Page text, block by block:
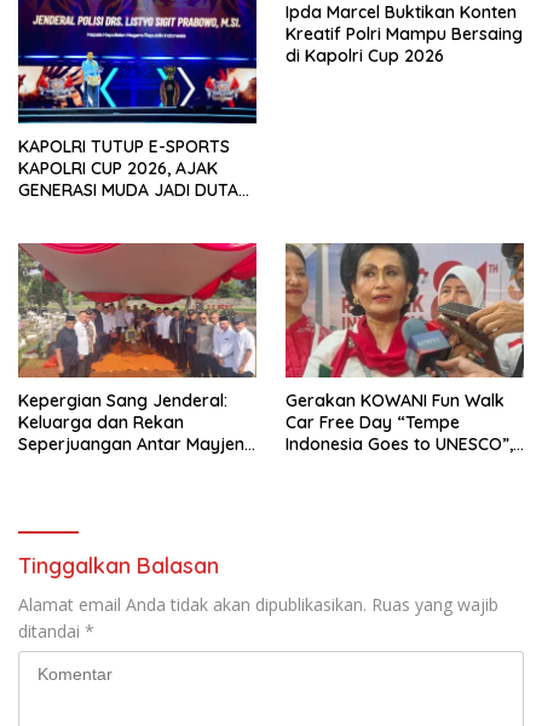
KAPOLRI TUTUP E-SPORTS
KAPOLRI CUP 2026, AJAK
GENERASI MUDA JADI DUTA
Ipda Marcel Buktikan Konten
Kreatif Polri Mampu Bersaing
di Kapolri Cup 2026
Kepergian Sang Jenderal:
Keluarga dan Rekan
Seperjuangan Antar Mayjen
Gerakan KOWANI Fun Walk
Car Free Day “Tempe
Indonesia Goes to UNESCO”,
Tinggalkan Balasan
Alamat email Anda tidak akan dipublikasikan. Ruas yang wajib
ditandai *